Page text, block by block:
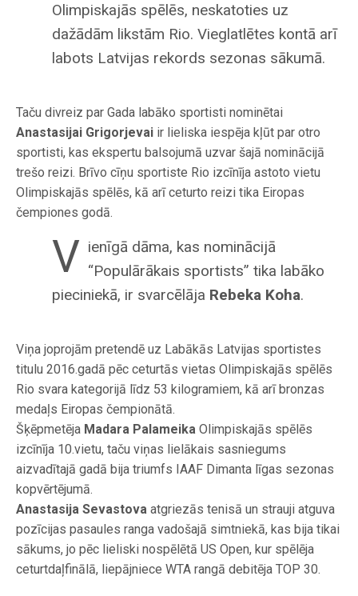
Olimpiskajās spēlēs, neskatoties uz
dažādām likstām Rio. Vieglatlētes kontā arī
labots Latvijas rekords sezonas sākumā.
Taču divreiz par Gada labāko sportisti nominētai
Anastasijai Grigorjevai ir lieliska iespēja kļūt par otro
sportisti, kas ekspertu balsojumā uzvar šajā nominācijā
trešo reizi. Brīvo cīņu sportiste Rio izcīnīja astoto vietu
Olimpiskajās spēlēs, kā arī ceturto reizi tika Eiropas
čempiones godā.
V ienīgā dāma, kas nominācijā
“Populārākais sportists” tika labāko
pieciniekā, ir svarcēlāja Rebeka Koha.
Viņa joprojām pretendē uz Labākās Latvijas sportistes
titulu 2016.gadā pēc ceturtās vietas Olimpiskajās spēlēs
Rio svara kategorijā līdz 53 kilogramiem, kā arī bronzas
medaļs Eiropas čempionātā.
Šķēpmetēja Madara Palameika Olimpiskajās spēlēs
izcīnīja 10.vietu, taču viņas lielākais sasniegums
aizvadītajā gadā bija triumfs IAAF Dimanta līgas sezonas
kopvērtējumā.
Anastasija Sevastova atgriezās tenisā un strauji atguva
pozīcijas pasaules ranga vadošajā simtniekā, kas bija tikai
sākums, jo pēc lieliski nospēlētā US Open, kur spēlēja
ceturtdaļfinālā, liepājniece WTA rangā debitēja TOP 30.